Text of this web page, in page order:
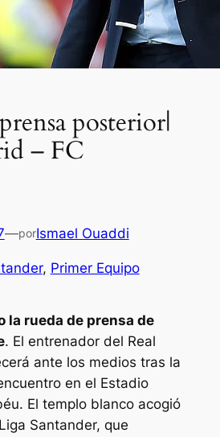
posterior|
– FC
—porIsmael Ouaddi
, Primer Equipo
la rueda de prensa de
. El entrenador del Real
ante los medios tras la
en el Estadio
El templo blanco acogió
Santander, que